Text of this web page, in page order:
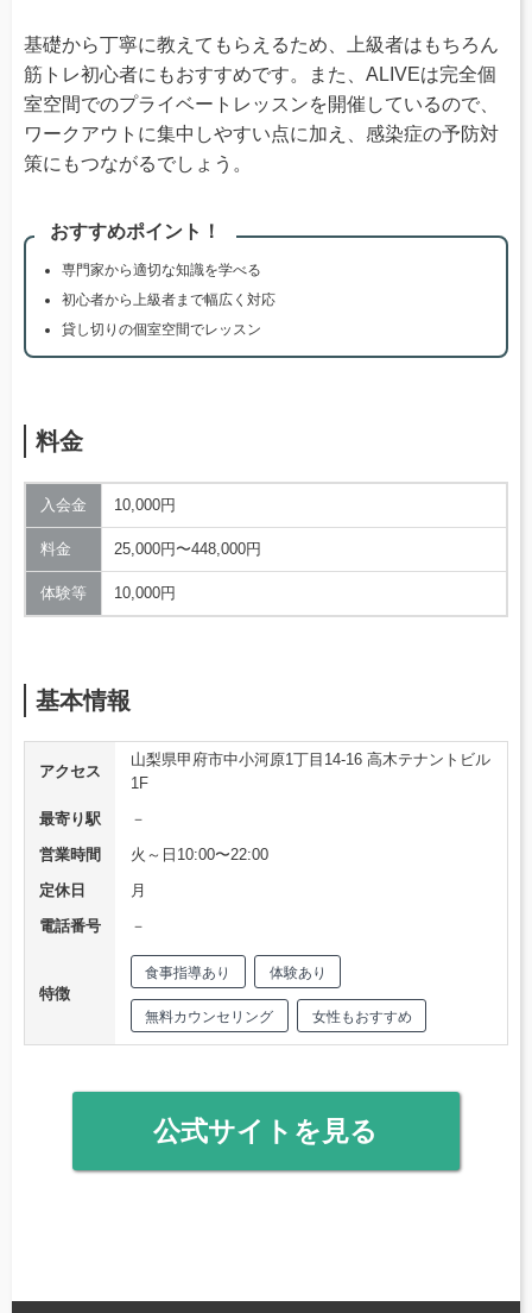
基礎から丁寧に教えてもらえるため、上級者はもちろん
筋トレ初心者にもおすすめです。また、ALIVEは完全個
室空間でのプライベートレッスンを開催しているので、
ワークアウトに集中しやすい点に加え、感染症の予防対
策にもつながるでしょう。
おすすめポイント！
専門家から適切な知識を学べる
初心者から上級者まで幅広く対応
貸し切りの個室空間でレッスン
料金
入会金 10,000円
料金 25,000円〜448,000円
体験等 10,000円
基本情報
アクセス
山梨県甲府市中小河原1丁目14-16 高木テナントビル
1F
最寄り駅
－
営業時間
火～日10:00〜22:00
定休日
月
電話番号
－
特徴
食事指導あり 体験あり
無料カウンセリング 女性もおすすめ
公式サイトを見る